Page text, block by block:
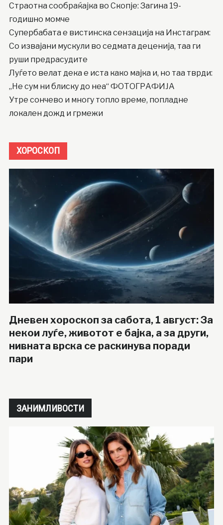
Страотна сообраќајка во Скопје: Загина 19-
годишно момче
Супербабата е вистинска сензација на Инстаграм:
Со извајани мускули во седмата деценија, таа ги
руши предрасудите
Луѓето велат дека е иста како мајка и, но таа тврди:
„Не сум ни блиску до неа“ ФОТОГРАФИЈА
Утре сончево и многу топло време, попладне
локален дожд и грмежи
ХОРОСКОП
Дневен хороскоп за сабота, 1 август: За
некои луѓе, животот е бајка, а за други,
нивната врска се раскинува поради
пари
ЗАНИМЛИВОСТИ